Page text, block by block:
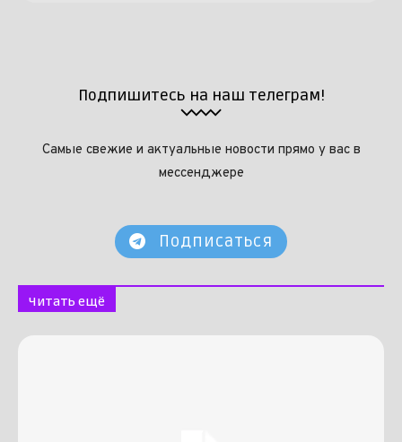
Подпишитесь на наш телеграм!
Самые свежие и актуальные новости прямо у вас в
мессенджере
Подписаться
Читать ещё